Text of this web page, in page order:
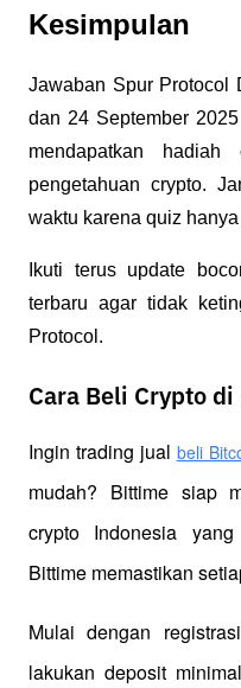
Kesimpulan
Jawaban Spur Protocol
dan 24 September
mendapatkan hadiah
pengetahuan crypto.
waktu karena quiz
Ikuti terus update
terbaru agar tidak
Protocol.
Cara Beli Crypto
Ingin trading jual beli
mudah? Bittime siap
crypto Indonesia
Bittime memastikan
Mulai dengan
lakukan deposit